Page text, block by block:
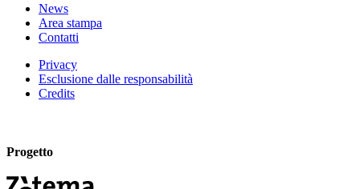
News
Area stampa
Contatti
Privacy
Esclusione dalle responsabilità
Credits
Progetto